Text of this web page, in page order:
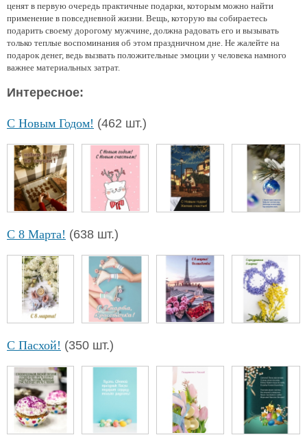
ценят в первую очередь практичные подарки, которым можно найти
применение в повседневной жизни. Вещь, которую вы собираетесь
подарить своему дорогому мужчине, должна радовать его и вызывать
только теплые воспоминания об этом праздничном дне. Не жалейте на
подарок денег, ведь вызвать положительные эмоции у человека намного
важнее материальных затрат.
Интересное:
С Новым Годом! (462 шт.)
С 8 Марта! (638 шт.)
С Пасхой! (350 шт.)